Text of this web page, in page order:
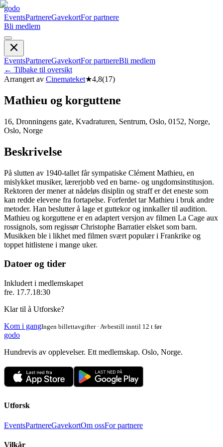
godo
EventsPartnereGavekortFor partnere
Bli medlem
EventsPartnereGavekortFor partnereBli medlem
← Tilbake til oversikt
Arrangert av Cinemateket★4,8(17)
Mathieu og korguttene
16, Dronningens gate, Kvadraturen, Sentrum, Oslo, 0152, Norge,
Oslo, Norge
Beskrivelse
På slutten av 1940-tallet får sympatiske Clément Mathieu, en
mislykket musiker, lærerjobb ved en barne- og ungdomsinstitusjon.
Rektoren der mener at nådeløs disiplin og straff er det eneste som
kan redde elevene fra fortapelse. Forferdet tar Mathieu i bruk andre
metoder. Han beslutter å lage et guttekor og innkaller til audition.
Mathieu og korguttene er en adaptert versjon av filmen La Cage aux
rossignols, som regissør Christophe Barratier elsket som barn.
Musikken ble i likhet med filmen svært populær i Frankrike og
toppet hitlistene i mange uker.
Datoer og tider
Inkludert i medlemskapet
fre. 17.7.18:30
Klar til å Utforske?
Kom i gangIngen billettavgifter · Avbestill inntil 12 t før
godo
Hundrevis av opplevelser. Ett medlemskap. Oslo, Norge.
Utforsk
EventsPartnereGavekortOm ossFor partnere
Vilkår